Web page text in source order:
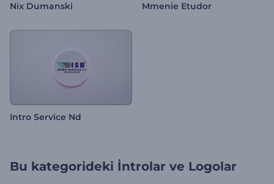
Nix Dumanski Mmenie Etudor
Intro Service Nd
Bu kategorideki İntrolar ve Logolar